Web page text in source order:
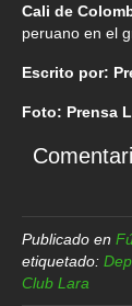
Cali de
peruano en el
Escrito por:
Foto: Prensa
Publicado en
etiquetado:
Club Lara